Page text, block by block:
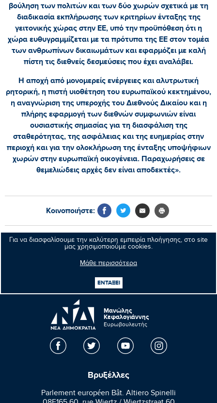
Για να διασφαλίσουμε την καλύτερη εμπειρία πλοήγησης, στο site
μας χρησιμοποιούμε cookies.
Μάθε περισσότερα
ΕΝΤΑΞΕΙ
βούληση των πολιτών και των δύο χωρών σχετικά με τη
διαδικασία εκπλήρωσης των κριτηρίων ένταξης της
γειτονικής χώρας στην ΕΕ, υπό την προϋπόθεση ότι η
χώρα ευθυγραμμίζεται με τα πρότυπα της ΕΕ στον τομέα
των ανθρωπίνων δικαιωμάτων και εφαρμόζει με καλή
πίστη τις διεθνείς δεσμεύσεις που έχει αναλάβει.
Η αποχή από μονομερείς ενέργειες και αλυτρωτική
ρητορική, η πιστή υιοθέτηση του ευρωπαϊκού κεκτημένου,
η αναγνώριση της υπεροχής του Διεθνούς Δικαίου και η
πλήρης εφαρμογή των διεθνών συμφωνιών είναι
ουσιαστικής σημασίας για τη διασφάλιση της
σταθερότητας, της ασφάλειας και της ευημερίας στην
περιοχή και για την ολοκλήρωση της ένταξης υποψήφιων
χωρών στην ευρωπαϊκή οικογένεια. Παραχωρήσεις σε
θεμελιώδεις αρχές δεν είναι αποδεκτές».
Κοινοποιήστε:
Προηγούμενο νέο
Επόμενο νέο
Μανώλης
Κεφαλογιάννης
Ευρωβουλευτής
Βρυξέλλες
Parlement européen Bât. Altiero Spinelli